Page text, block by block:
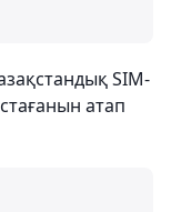
SIM-
атап